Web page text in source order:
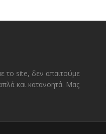
το site, δεν απαιτούμε
και κατανοητά. Μας